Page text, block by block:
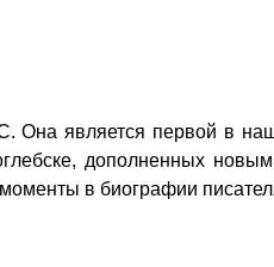
является первой в
дополненных
в биографии